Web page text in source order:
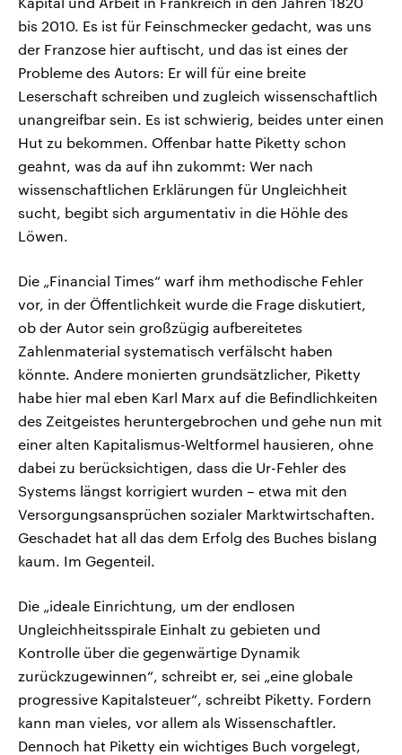
bis 2010. Es ist für Feinschmecker gedacht, was uns
der Franzose hier auftischt, und das ist eines der
Probleme des Autors: Er will für eine breite
Leserschaft schreiben und zugleich wissenschaftlich
unangreifbar sein. Es ist schwierig, beides unter einen
Hut zu bekommen. Offenbar hatte Piketty schon
geahnt, was da auf ihn zukommt: Wer nach
wissenschaftlichen Erklärungen für Ungleichheit
sucht, begibt sich argumentativ in die Höhle des
Löwen.
Die „Financial Times“ warf ihm methodische Fehler
vor, in der Öffentlichkeit wurde die Frage diskutiert,
ob der Autor sein großzügig aufbereitetes
Zahlenmaterial systematisch verfälscht haben
könnte. Andere monierten grundsätzlicher, Piketty
habe hier mal eben Karl Marx auf die Befindlichkeiten
des Zeitgeistes heruntergebrochen und gehe nun mit
einer alten Kapitalismus-Weltformel hausieren, ohne
dabei zu berücksichtigen, dass die Ur-Fehler des
Systems längst korrigiert wurden – etwa mit den
Versorgungsansprüchen sozialer Marktwirtschaften.
Geschadet hat all das dem Erfolg des Buches bislang
kaum. Im Gegenteil.
Die „ideale Einrichtung, um der endlosen
Ungleichheitsspirale Einhalt zu gebieten und
Kontrolle über die gegenwärtige Dynamik
zurückzugewinnen“, schreibt er, sei „eine globale
progressive Kapitalsteuer“, schreibt Piketty. Fordern
kann man vieles, vor allem als Wissenschaftler.
Dennoch hat Piketty ein wichtiges Buch vorgelegt,